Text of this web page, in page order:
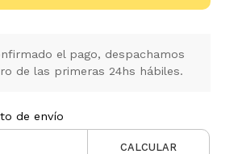
el pago, despachamos
de las primeras 24hs hábiles.
de envío
CALCULAR